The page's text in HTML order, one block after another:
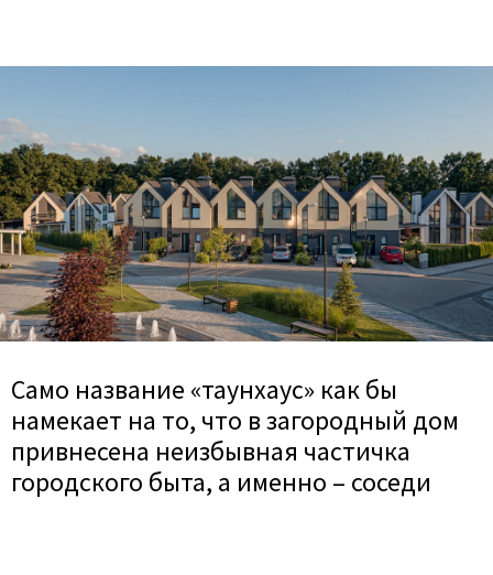
Само название «таунхаус» как бы
намекает на то, что в загородный дом
привнесена неизбывная частичка
городского быта, а именно – соседи